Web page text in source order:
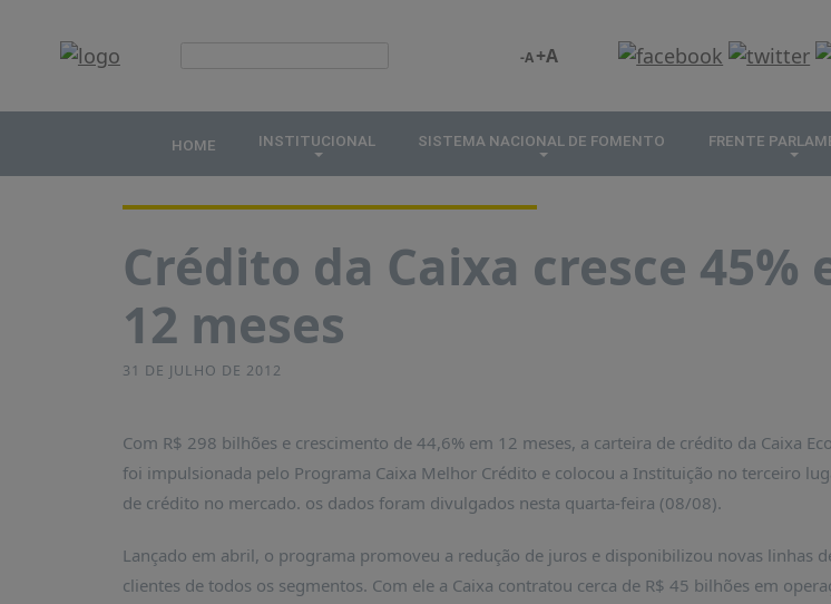
ASSOCIADOS
ORGANOGRAMA
COMISSÕES
-A+A
HOME INSTITUCIONAL SISTEMA NACIONAL DE FOMENTO FRENTE
Crédito da Caixa cresce 45%
12 meses
31 DE JULHO DE 2012
Com R$ 298 bilhões e crescimento de 44,6% em 12 meses, a carteira de crédito da Caixa
foi impulsionada pelo Programa Caixa Melhor Crédito e colocou a Instituição no terceiro
de crédito no mercado. os dados foram divulgados nesta quarta-feira (08/08).
Lançado em abril, o programa promoveu a redução de juros e disponibilizou novas linhas
clientes de todos os segmentos. Com ele a Caixa contratou cerca de R$ 45 bilhões em